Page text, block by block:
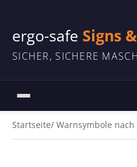
ergo-safe Signs
SICHER, SICHERE
Startseite Warnsymbole nach